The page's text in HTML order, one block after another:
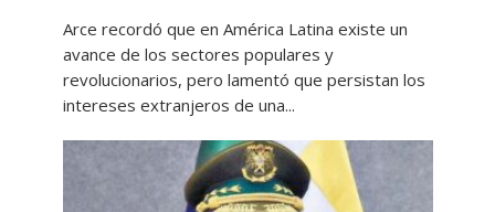
Arce recordó que en América Latina existe un
avance de los sectores populares y
revolucionarios, pero lamentó que persistan los
intereses extranjeros de una...